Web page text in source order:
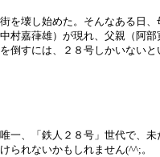
を壊し始めた。そんなある日、
村嘉葎雄）が現れ、父親（阿部
倒すには、２８号しかいないと
一、「鉄人２８号」世代で、未
られないかもしれません(^^;。